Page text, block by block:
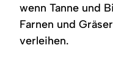
wenn Tanne und
Farnen und
verleihen.